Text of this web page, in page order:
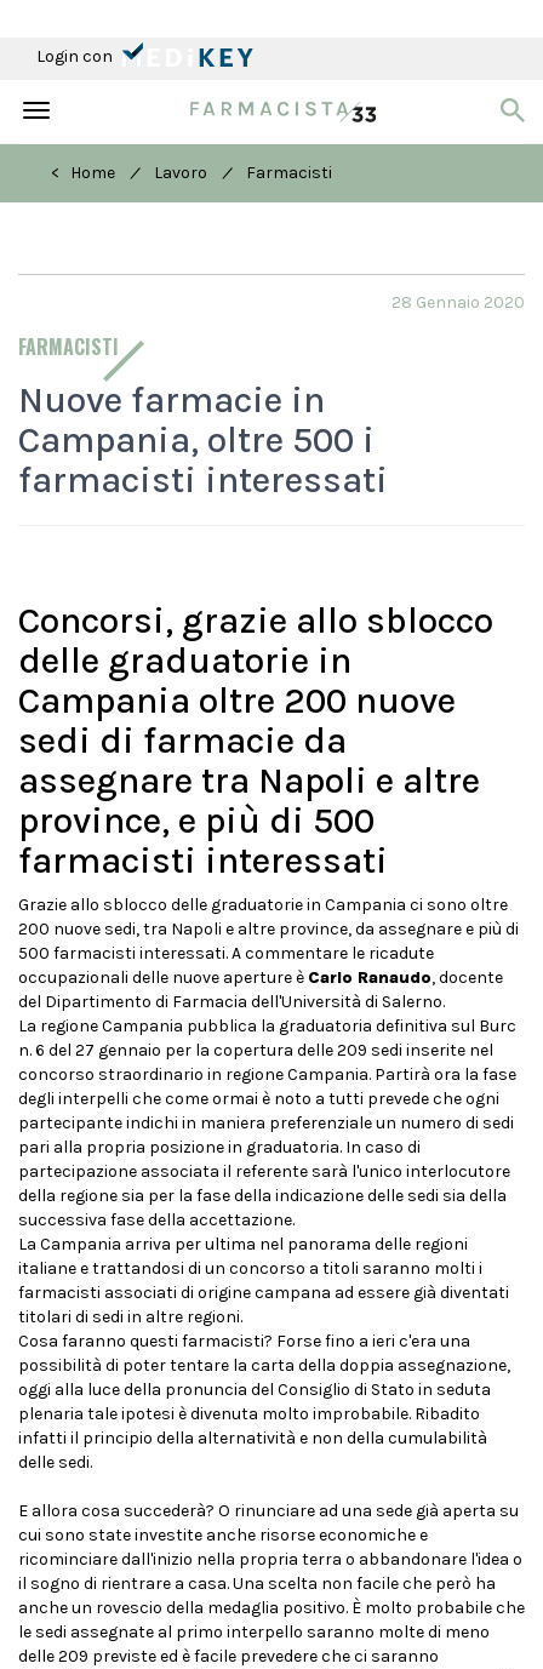
Login con
Toggle
< Home
/ Lavoro / Farmacisti
FARMACISTI
28 Gennaio 2020
Nuove farmacie in
Campania, oltre 500 i
farmacisti interessati
Concorsi, grazie allo sblocco
delle graduatorie in
Campania oltre 200 nuove
sedi di farmacie da
assegnare tra Napoli e altre
province, e più di 500
farmacisti interessati
Grazie allo sblocco delle graduatorie in Campania ci sono oltre
200 nuove sedi, tra Napoli e altre province, da assegnare e più di
500 farmacisti interessati. A commentare le ricadute
occupazionali delle nuove aperture è Carlo Ranaudo, docente
del Dipartimento di Farmacia dell'Università di Salerno.
La regione Campania pubblica la graduatoria definitiva sul Burc
n. 6 del 27 gennaio per la copertura delle 209 sedi inserite nel
concorso straordinario in regione Campania. Partirà ora la fase
degli interpelli che come ormai è noto a tutti prevede che ogni
partecipante indichi in maniera preferenziale un numero di sedi
pari alla propria posizione in graduatoria. In caso di
partecipazione associata il referente sarà l'unico interlocutore
della regione sia per la fase della indicazione delle sedi sia della
successiva fase della accettazione.
La Campania arriva per ultima nel panorama delle regioni
italiane e trattandosi di un concorso a titoli saranno molti i
farmacisti associati di origine campana ad essere già diventati
titolari di sedi in altre regioni.
Cosa faranno questi farmacisti? Forse fino a ieri c'era una
possibilità di poter tentare la carta della doppia assegnazione,
oggi alla luce della pronuncia del Consiglio di Stato in seduta
plenaria tale ipotesi è divenuta molto improbabile. Ribadito
infatti il principio della alternatività e non della cumulabilità
delle sedi.
E allora cosa succederà? O rinunciare ad una sede già aperta su
cui sono state investite anche risorse economiche e
ricominciare dall'inizio nella propria terra o abbandonare l'idea o
il sogno di rientrare a casa. Una scelta non facile che però ha
anche un rovescio della medaglia positivo. È molto probabile che
le sedi assegnate al primo interpello saranno molte di meno
delle 209 previste ed è facile prevedere che ci saranno